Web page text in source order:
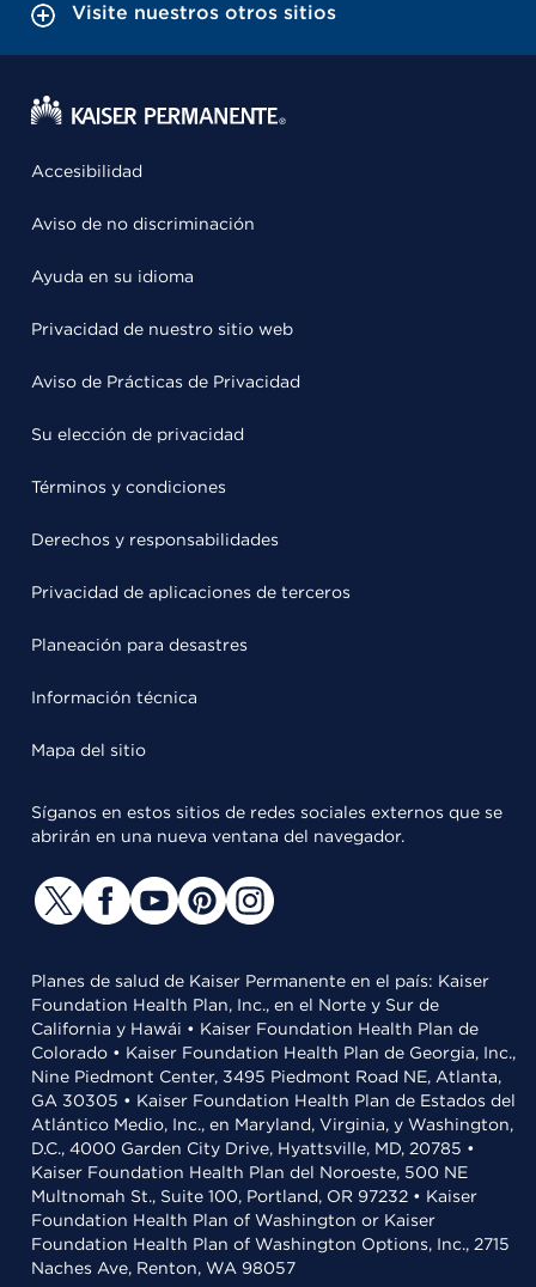
Visite nuestros otros sitios
Accesibilidad
Aviso de no discriminación
Ayuda en su idioma
Privacidad de nuestro sitio web
Aviso de Prácticas de Privacidad
Su elección de privacidad
Términos y condiciones
Derechos y responsabilidades
Privacidad de aplicaciones de terceros
Planeación para desastres
Información técnica
Mapa del sitio
Síganos en estos sitios de redes sociales externos que se
abrirán en una nueva ventana del navegador.
Planes de salud de Kaiser Permanente en el país: Kaiser
Foundation Health Plan, Inc., en el Norte y Sur de
California y Hawái • Kaiser Foundation Health Plan de
Colorado • Kaiser Foundation Health Plan de Georgia, Inc.,
Nine Piedmont Center, 3495 Piedmont Road NE, Atlanta,
GA 30305 • Kaiser Foundation Health Plan de Estados del
Atlántico Medio, Inc., en Maryland, Virginia, y Washington,
D.C., 4000 Garden City Drive, Hyattsville, MD, 20785 •
Kaiser Foundation Health Plan del Noroeste, 500 NE
Multnomah St., Suite 100, Portland, OR 97232 • Kaiser
Foundation Health Plan of Washington or Kaiser
Foundation Health Plan of Washington Options, Inc., 2715
Naches Ave, Renton, WA 98057